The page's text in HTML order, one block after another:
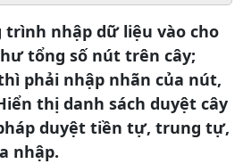
trình nhập dữ liệu vào cho
tổng số nút trên cây;
phải nhập nhãn của nút,
thị danh sách duyệt cây
duyệt tiền tự, trung tự,
nhập.